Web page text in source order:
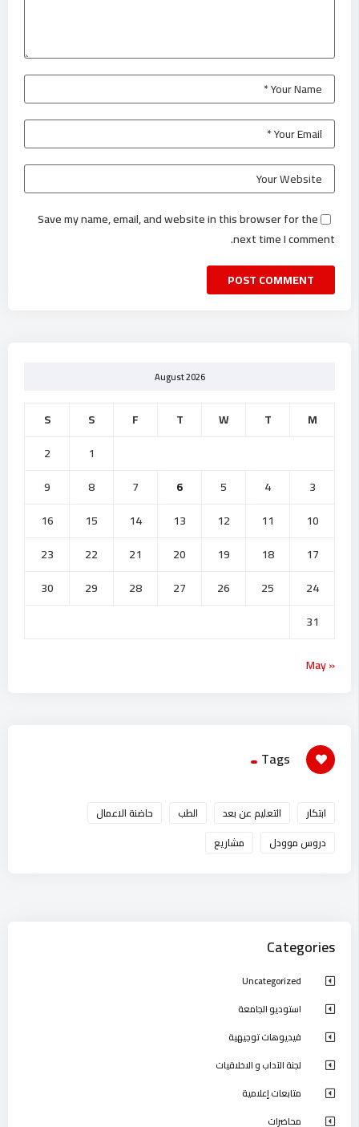
Save my name, email, and website in this browser for the
next time I comment.
August 2026
M
T
W
T
F
S
S
1
2
3
4
5
6
7
8
9
10
11
12
13
14
15
16
17
18
19
20
21
22
23
24
25
26
27
28
29
30
31
« May
Tags
ابتكار التعليم عن بعد الطب
حاضنة الاعمال
دروس موودل
مشاريع
Categories
Uncategorized
استوديو الجامعة
فيديوهات توجيهية
لجنة الآداب و الاخلاقيات
متابعات إعلامية
محاضرات